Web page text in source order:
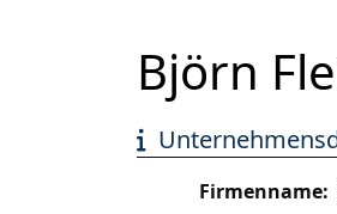
Björn
Firmenname: